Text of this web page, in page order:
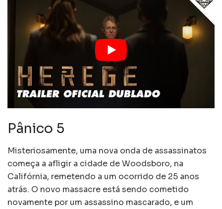
Pânico 5
Misteriosamente, uma nova onda de assassinatos
começa a afligir a cidade de Woodsboro, na
Califórnia, remetendo a um ocorrido de 25 anos
atrás. O novo massacre está sendo cometido
novamente por um assassino mascarado, e um